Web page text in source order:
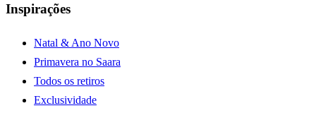
Inspirações
Natal & Ano Novo
Primavera no Saara
Todos os retiros
Exclusividade